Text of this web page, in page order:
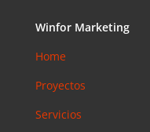
Winfor Marketing
Home
Proyectos
Servicios